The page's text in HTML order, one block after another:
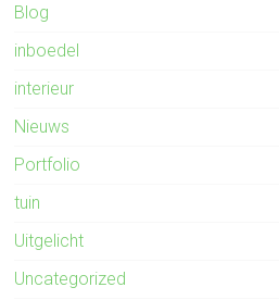
Blog
inboedel
interieur
Nieuws
Portfolio
tuin
Uitgelicht
Uncategorized